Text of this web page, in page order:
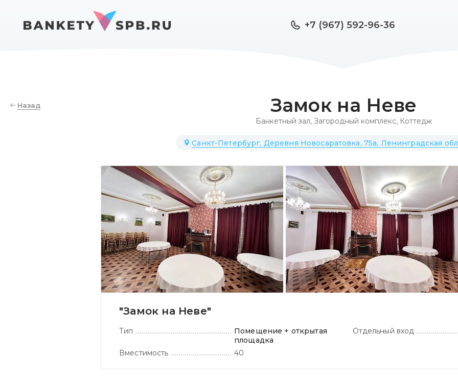
+7 (967) 592-96-36
Назад Замок на Неве
Банкетный зал, Загородный комплекс, Коттедж
Санкт-Петербург, Деревня Новосаратовка, 75а, Ленинградская
"Замок на Неве"
Тип
Помещение + открытая
площадка
Вместимость
40
Отдельный вход